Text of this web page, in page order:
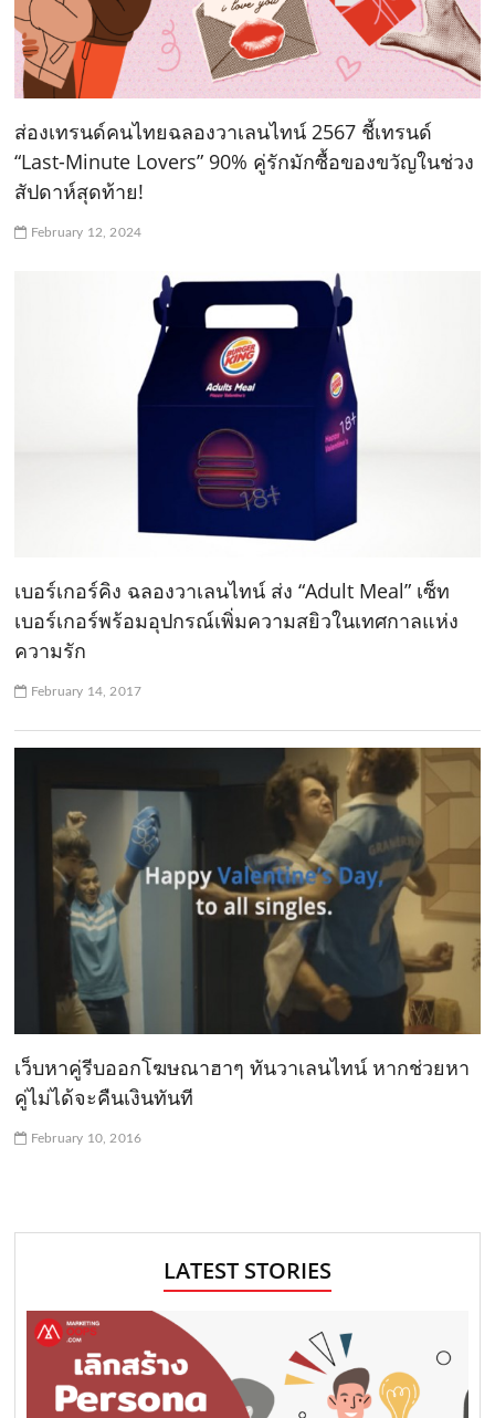
ส่องเทรนด์คนไทยฉลองวาเลนไทน์ 2567 ชี้เทรนด์
“Last-Minute Lovers” 90% คู่รักมักซื้อของขวัญในช่วง
สัปดาห์สุดท้าย!
February 12, 2024
เบอร์เกอร์คิง ฉลองวาเลนไทน์ ส่ง “Adult Meal” เซ็ท
เบอร์เกอร์พร้อมอุปกรณ์เพิ่มความสยิวในเทศกาลแห่ง
ความรัก
February 14, 2017
เว็บหาคู่รีบออกโฆษณาฮาๆ ทันวาเลนไทน์ หากช่วยหา
คู่ไม่ได้จะคืนเงินทันที
February 10, 2016
LATEST STORIES